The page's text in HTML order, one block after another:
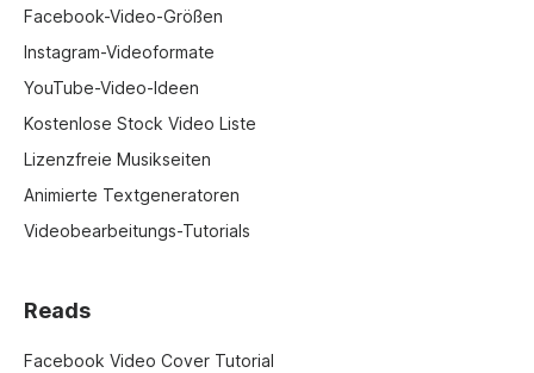
Facebook-Video-Größen
Instagram-Videoformate
YouTube-Video-Ideen
Kostenlose Stock Video Liste
Lizenzfreie Musikseiten
Animierte Textgeneratoren
Videobearbeitungs-Tutorials
Reads
Facebook Video Cover Tutorial